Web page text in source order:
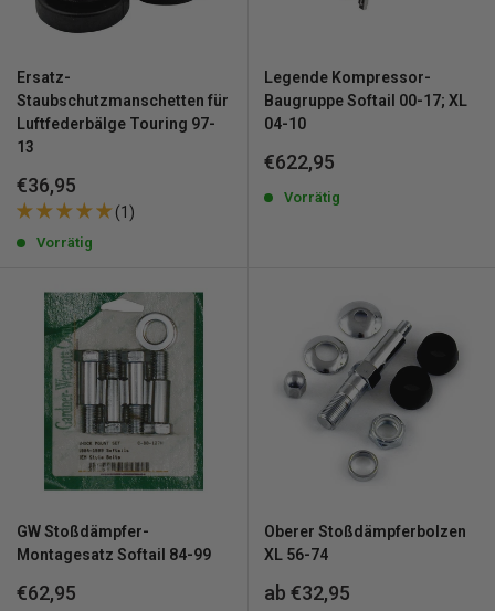
Ersatz-
Staubschutzmanschetten für
Luftfederbälge Touring 97-
13
Sonderpreis
€36,95
(1)
Vorrätig
Legende Kompressor-
Baugruppe Softail 00-17; XL
04-10
Sonderpreis
€622,95
Vorrätig
GW Stoßdämpfer-
Montagesatz Softail 84-99
Sonderpreis
€62,95
Oberer Stoßdämpferbolzen
XL 56-74
Sonderpreis
ab €32,95